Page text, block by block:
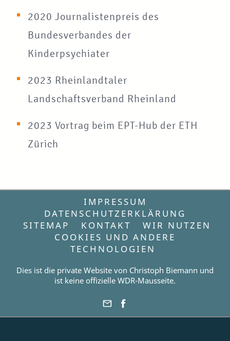
2020 Journalistenpreis des
Bundesverbandes der
Kinderpsychiater
2023 Rheinlandtaler
Landschaftsverband Rheinland
2023 Vortrag beim EPT-Hub der ETH
Zürich
IMPRESSUM
DATENSCHUTZERKLÄRUNG
SITEMAP
KONTAKT
WIR NUTZEN
COOKIES UND ANDERE
TECHNOLOGIEN
Dies ist die private Website von Christoph Biemann und
ist keine offizielle WDR-Mausseite.